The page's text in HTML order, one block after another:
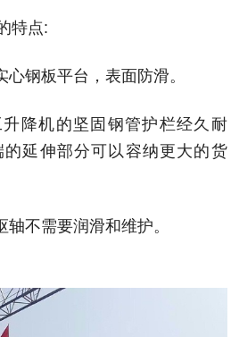
特点:
钢板平台，表面防滑。
降机的坚固钢管护栏经久耐
延伸部分可以容纳更大的货
不需要润滑和维护。